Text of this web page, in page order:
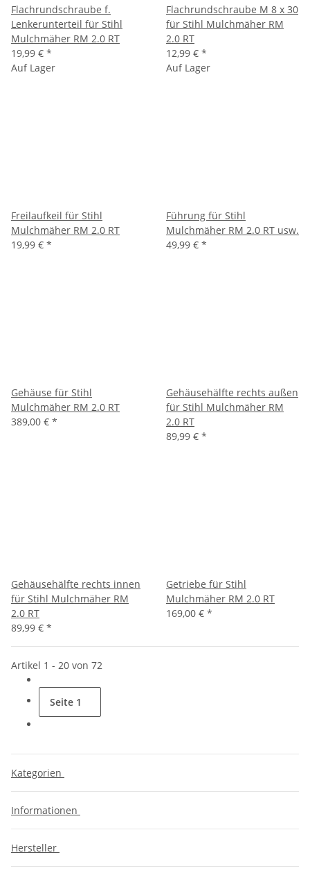
Flachrundschraube f.
Lenkerunterteil für Stihl
Mulchmäher RM 2.0 RT
19,99 € *
Flachrundschraube M 8 x 30
für Stihl Mulchmäher RM
2.0 RT
12,99 € *
Auf Lager
Freilaufkeil für Stihl
Mulchmäher RM 2.0 RT
19,99 € *
Auf Lager
Führung für Stihl
Mulchmäher RM 2.0 RT usw.
49,99 € *
Gehäuse für Stihl
Mulchmäher RM 2.0 RT
389,00 € *
Gehäusehälfte rechts außen
für Stihl Mulchmäher RM
2.0 RT
89,99 € *
Gehäusehälfte rechts innen
für Stihl Mulchmäher RM
2.0 RT
89,99 € *
Getriebe für Stihl
Mulchmäher RM 2.0 RT
169,00 € *
Artikel 1 - 20 von 72
Seite 1
Kategorien
Informationen
Hersteller